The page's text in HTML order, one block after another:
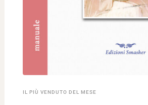
IL PIÙ VENDUTO DEL MESE